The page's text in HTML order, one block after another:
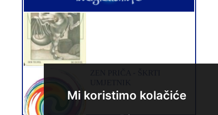
Mi koristimo kolačiće
ALBA/ Kod 24
Tarot savjetnik je slobodan
TEHNIKE:tarot, sudbinske karte, crowley, visak, molitve,